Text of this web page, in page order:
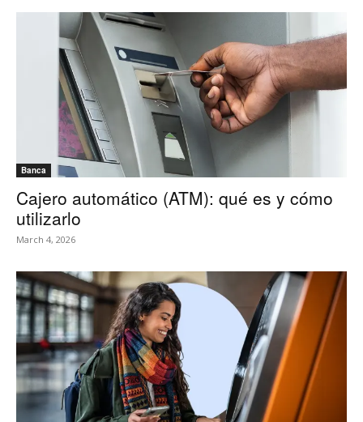
Banca
Cajero automático (ATM): qué es y cómo
utilizarlo
March 4, 2026